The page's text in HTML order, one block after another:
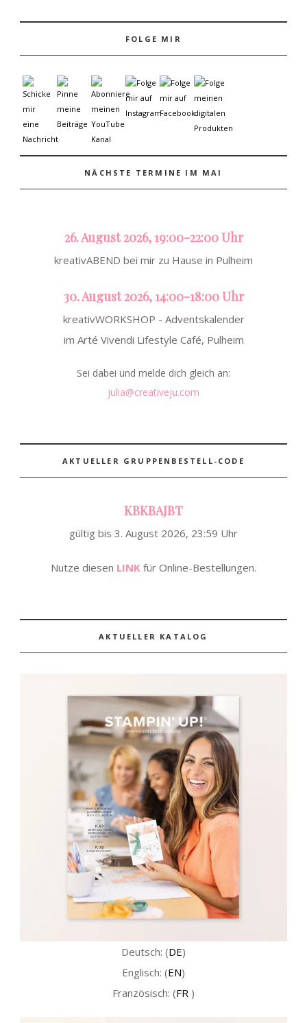
FOLGE MIR
NÄCHSTE TERMINE IM MAI
26. August 2026, 19:00-22:00 Uhr
kreativABEND bei mir zu Hause in Pulheim
30. August 2026, 14:00-18:00 Uhr
kreativWORKSHOP - Adventskalender
im Arté Vivendi Lifestyle Café, Pulheim
Sei dabei und melde dich gleich an:
julia@creativeju.com
AKTUELLER GRUPPENBESTELL-CODE
KBKBAJBT
gültig bis 3. August 2026, 23:59 Uhr
Nutze diesen LINK für Online-Bestellungen.
AKTUELLER KATALOG
Deutsch: (DE)
Englisch: (EN)
Französisch: (FR )